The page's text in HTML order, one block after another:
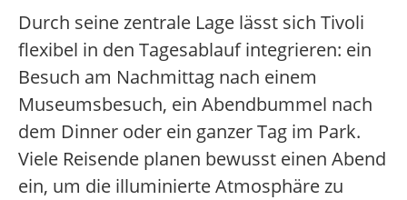
Durch seine zentrale Lage lässt sich Tivoli
flexibel in den Tagesablauf integrieren: ein
Besuch am Nachmittag nach einem
Museumsbesuch, ein Abendbummel nach
dem Dinner oder ein ganzer Tag im Park.
Viele Reisende planen bewusst einen Abend
ein, um die illuminierte Atmosphäre zu